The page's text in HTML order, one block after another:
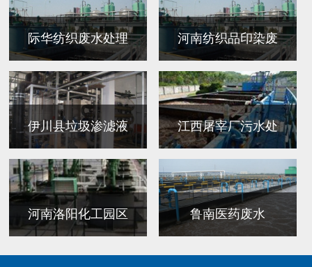
际华纺织废水处理 河南纺织品印染废
伊川县垃圾渗滤液 江西屠宰厂污水处
河南洛阳化工园区 鲁南医药废水